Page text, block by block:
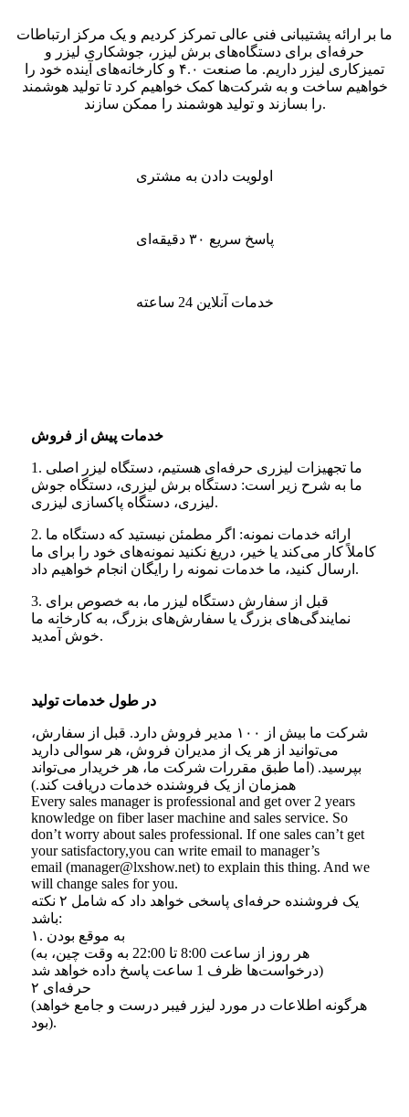
ما بر ارائه پشتیبانی فنی عالی تمرکز کردیم و یک مرکز ارتباطات
حرفه‌ای برای دستگاه‌های برش لیزر، جوشکاری لیزر و
تمیزکاری لیزر داریم. ما صنعت ۴.۰ و کارخانه‌های آینده خود را
خواهیم ساخت و به شرکت‌ها کمک خواهیم کرد تا تولید هوشمند
را بسازند و تولید هوشمند را ممکن سازند.
اولویت دادن به مشتری
پاسخ سریع ۳۰ دقیقه‌ای
خدمات آنلاین 24 ساعته
خدمات پیش از فروش
1. ما تجهیزات لیزری حرفه‌ای هستیم، دستگاه لیزر اصلی
ما به شرح زیر است: دستگاه برش لیزری، دستگاه جوش
لیزری، دستگاه پاکسازی لیزری.
2. ارائه خدمات نمونه: اگر مطمئن نیستید که دستگاه ما
کاملاً کار می‌کند یا خیر، دریغ نکنید نمونه‌های خود را برای ما
ارسال کنید، ما خدمات نمونه را رایگان انجام خواهیم داد.
3. قبل از سفارش دستگاه لیزر ما، به خصوص برای
نمایندگی‌های بزرگ یا سفارش‌های بزرگ، به کارخانه ما
خوش آمدید.
در طول خدمات تولید
شرکت ما بیش از ۱۰۰ مدیر فروش دارد. قبل از سفارش،
می‌توانید از هر یک از مدیران فروش، هر سوالی دارید
بپرسید. (اما طبق مقررات شرکت ما، هر خریدار می‌تواند
همزمان از یک فروشنده خدمات دریافت کند.)
Every sales manager is professional and get over 2 years
knowledge on fiber laser machine and sales service. So
don’t worry about sales professional. If one sales can’t get
your satisfactory,you can write email to manager’s
email (manager@lxshow.net) to explain this thing. And we
will change sales for you.
یک فروشنده حرفه‌ای پاسخی خواهد داد که شامل ۲ نکته
باشد:
۱. به موقع بودن
(هر روز از ساعت 8:00 تا 22:00 به وقت چین، به
درخواست‌ها ظرف 1 ساعت پاسخ داده خواهد شد)
۲ حرفه‌ای
(هرگونه اطلاعات در مورد لیزر فیبر درست و جامع خواهد
بود).